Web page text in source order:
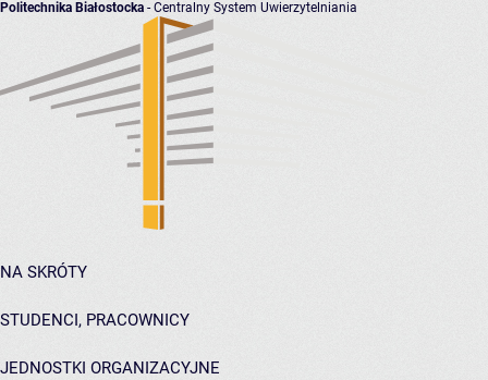
Politechnika Białostocka - Centralny System Uwierzytelniania
NA SKRÓTY
STUDENCI, PRACOWNICY
JEDNOSTKI ORGANIZACYJNE